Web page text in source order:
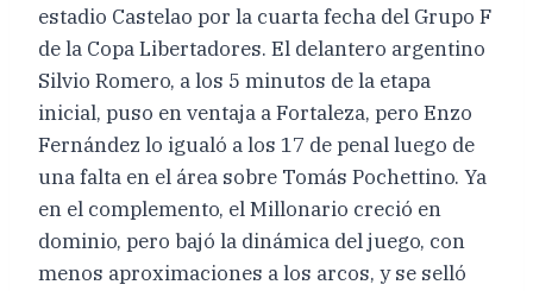
estadio Castelao por la cuarta fecha del Grupo F
de la Copa Libertadores. El delantero argentino
Silvio Romero, a los 5 minutos de la etapa
inicial, puso en ventaja a Fortaleza, pero Enzo
Fernández lo igualó a los 17 de penal luego de
una falta en el área sobre Tomás Pochettino. Ya
en el complemento, el Millonario creció en
dominio, pero bajó la dinámica del juego, con
menos aproximaciones a los arcos, y se selló